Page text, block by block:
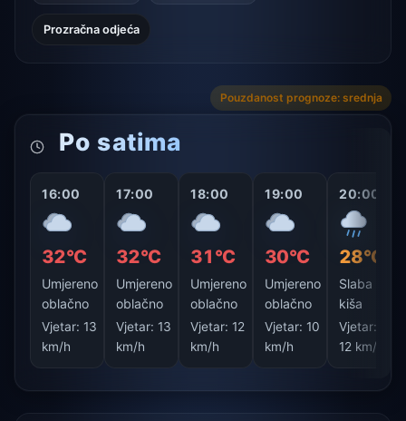
Prozračna odjeća
Pouzdanost prognoze: srednja
Po satima
16:00
32°C
Umjereno
oblačno
Vjetar: 13
km/h
17:00
32°C
Umjereno
oblačno
Vjetar: 13
km/h
18:00
31°C
Umjereno
oblačno
Vjetar: 12
km/h
19:00
30°C
Umjereno
oblačno
Vjetar: 10
km/h
20:00
28°C
Slaba
kiša
Vjetar:
12 km/h